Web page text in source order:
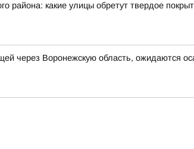
района: какие улицы обретут твердое
через Воронежскую область, ожидаются